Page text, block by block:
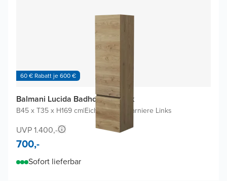
60 € Rabatt je 600 €
Balmani Lucida Badhochschrank
B45 x T35 x H169 cm|Eiche rauh| Scharniere Links
UVP 1.400,-
700,-
Sofort lieferbar